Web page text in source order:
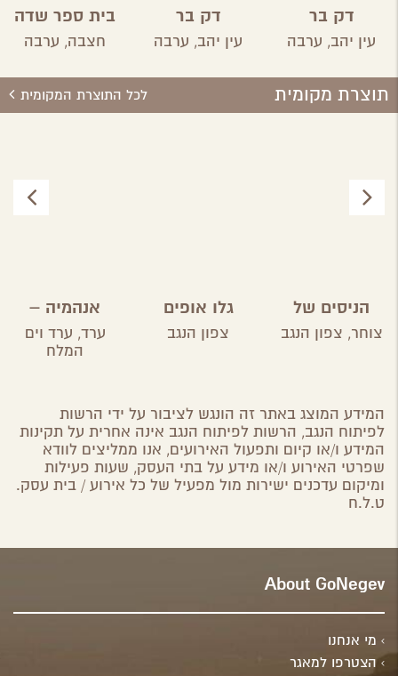
דק בר
עין יהב, ערבה
דק בר
עין יהב, ערבה
בית ספר שדה
חצבהחצבה, ערבה
תוצרת מקומית לכל התוצרת המקומית
הניסים של
השף צוחר, צפון הנגב
גלו אופים
אהבה במדבר
צפון הנגב
אנהמיה –
מטבח ביתי
מקומי
ערד, ערד וים
המלח
המידע המוצג באתר זה הונגש לציבור על ידי הרשות
לפיתוח הנגב, הרשות לפיתוח הנגב אינה אחרית על תקינות
המידע ו/או קיום ותפעול האירועים, אנו ממליצים לוודא
שפרטי האירוע ו/או מידע על בתי העסק, שעות פעילות
ומיקום עדכנים ישירות מול מפעיל של כל אירוע / בית עסק.
ט.ל.ח
About GoNegev
מי אנחנו
הצטרפו למאגר